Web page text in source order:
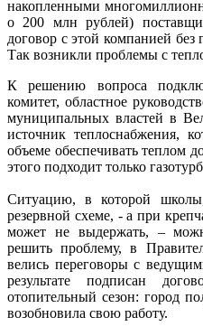
накопленными
о 200 млн рублей)
договор с этой компанией без
Так возникли проблемы с
К решению вопроса
комитет, областное
муниципальных властей в
источник теплоснабжения,
объеме обеспечивать теплом
этого подходит только
Ситуацию, в которой
резервной схеме, - а при
может не выдержать, –
решить проблему, в
велись переговоры с
результате подписан
отопительный сезон: город
возобновила свою работу.